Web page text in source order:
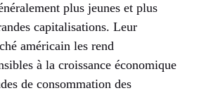
plus jeunes et plus
capitalisations. Leur
américain les rend
à la croissance économique
de consommation des